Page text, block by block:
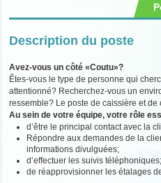
Description du poste
Avez-vous un côté «Coutu»?
Êtes-vous le type de personne qui
attentionné? Recherchez-vous un
ressemble? Le poste de caissière et
Au sein de votre équipe, votre rôle
d’être le principal contact avec la
Répondre aux demandes de la
informations divulguées;
d’effectuer les suivis téléphoniques;
de réapprovisionner les étalages